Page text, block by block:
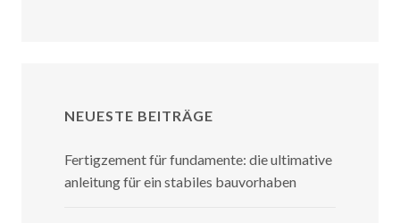
NEUESTE BEITRÄGE
Fertigzement für fundamente: die ultimative
anleitung für ein stabiles bauvorhaben